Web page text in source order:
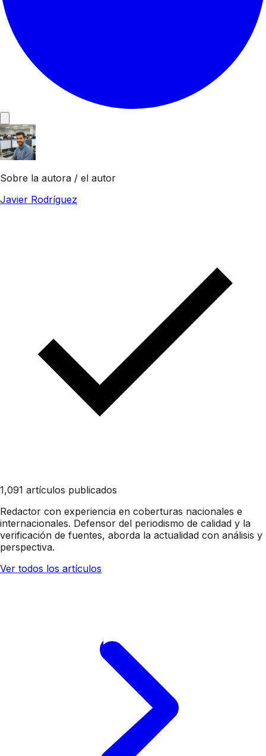
Sobre la autora / el autor
Javier Rodríguez
1,091 artículos publicados
Redactor con experiencia en coberturas nacionales e
internacionales. Defensor del periodismo de calidad y la
verificación de fuentes, aborda la actualidad con análisis y
perspectiva.
Ver todos los artículos